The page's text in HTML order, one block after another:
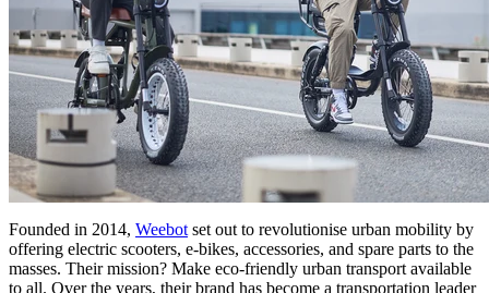
Founded in 2014, Weebot set out to revolutionise urban mobility by
offering electric scooters, e-bikes, accessories, and spare parts to the
masses. Their mission? Make eco-friendly urban transport available
to all. Over the years, their brand has become a transportation leader